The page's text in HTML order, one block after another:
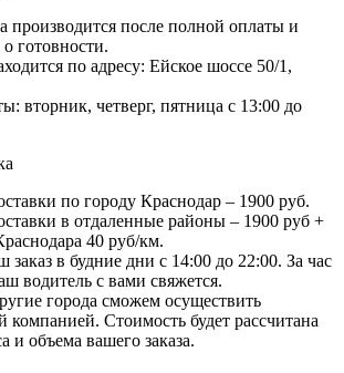
производится после полной оплаты и
готовности.
по адресу: Ейское шоссе 50/1,
вторник, четверг, пятница с 13:00 до
по городу Краснодар – 1900 руб.
в отдаленные районы – 1900 руб +
40 руб/км.
заказ в будние дни с 14:00 до 22:00. За час
водитель с вами свяжется.
города сможем осуществить
компанией. Стоимость будет рассчитана
и объема вашего заказа.